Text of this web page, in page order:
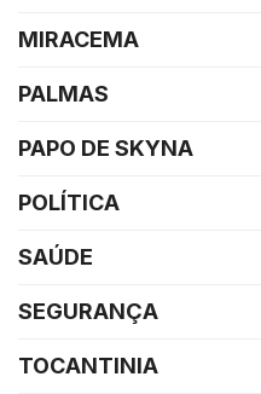
MIRACEMA
PALMAS
PAPO DE SKYNA
POLÍTICA
SAÚDE
SEGURANÇA
TOCANTINIA